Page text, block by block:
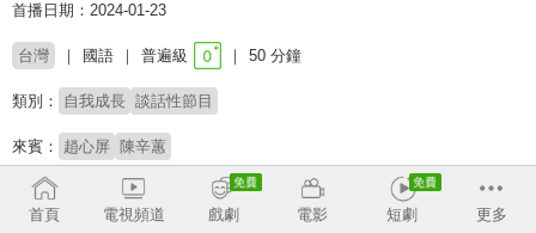
首播日期：2024-01-23
台灣 國語 普遍級 50 分鐘
類別： 自我成長 談話性節目
來賓： 趙心屏 陳辛蕙
首頁 電視頻道 戲劇 電影 短劇 更多